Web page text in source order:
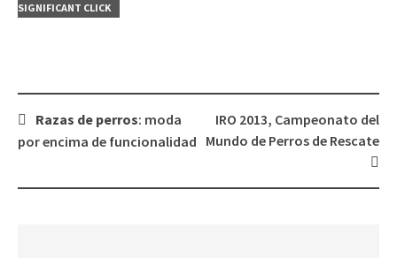
SIGNIFICANT CLICK
Navegación
de
Razas de perros: moda
por encima de funcionalidad
IRO 2013, Campeonato del
Mundo de Perros de Rescate